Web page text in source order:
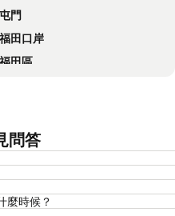
屯門
福田口岸
福田區
紅磡
Wan Chai Metro Station
深水埗區
香港迪士尼樂園
問答
麼時候？